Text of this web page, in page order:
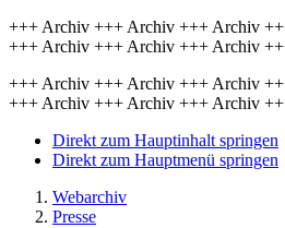
+++ Archiv +++ Archiv +++ Archiv
+++ Archiv +++ Archiv +++ Archiv
+++ Archiv +++ Archiv +++ Archiv
+++ Archiv +++ Archiv +++ Archiv
Direkt zum Hauptinhalt springen
Direkt zum Hauptmenü springen
Webarchiv
Presse